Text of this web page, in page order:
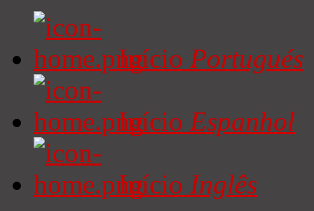
Início Portugués
Início Espanhol
Início Inglês